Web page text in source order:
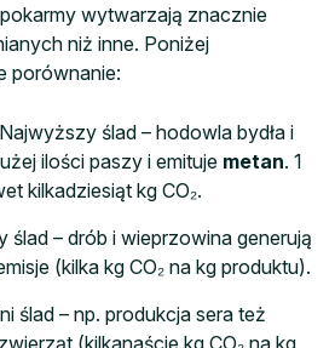
wytwarzają znacznie
niż inne. Poniżej
porównanie:
Najwyższy ślad – hodowla bydła i
ilości paszy i emituje metan. 1
kilkadziesiąt kg CO₂.
ślad – drób i wieprzowina generują
(kilka kg CO₂ na kg produktu).
ślad – np. produkcja sera też
(kilkanaście kg CO₂ na kg